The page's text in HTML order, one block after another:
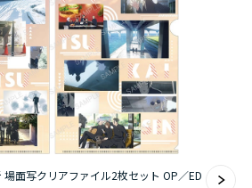
ーアカデミア』10周年
ジ＆ユニフォーム
界行ったら本気だす～』
はございますが ～雛宮蝶鼠と
面写クリアファイル2枚セット OP／ED